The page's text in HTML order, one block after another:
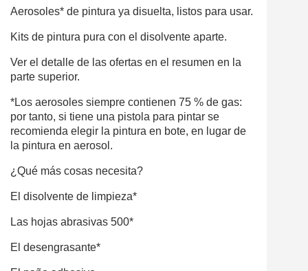
Aerosoles* de pintura ya disuelta, listos para usar.
Kits de pintura pura con el disolvente aparte.
Ver el detalle de las ofertas en el resumen en la
parte superior.
*Los aerosoles siempre contienen 75 % de gas:
por tanto, si tiene una pistola para pintar se
recomienda elegir la pintura en bote, en lugar de
la pintura en aerosol.
¿Qué más cosas necesita?
El disolvente de limpieza*
Las hojas abrasivas 500*
El desengrasante*